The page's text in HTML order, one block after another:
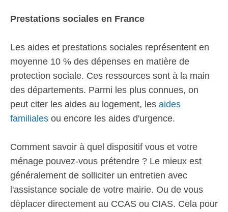
Prestations sociales en France
Les aides et prestations sociales représentent en
moyenne 10 % des dépenses en matière de
protection sociale. Ces ressources sont à la main
des départements. Parmi les plus connues, on
peut citer les aides au logement, les aides
familiales ou encore les aides d'urgence.
Comment savoir à quel dispositif vous et votre
ménage pouvez-vous prétendre ? Le mieux est
généralement de solliciter un entretien avec
l'assistance sociale de votre mairie. Ou de vous
déplacer directement au CCAS ou CIAS. Cela pour